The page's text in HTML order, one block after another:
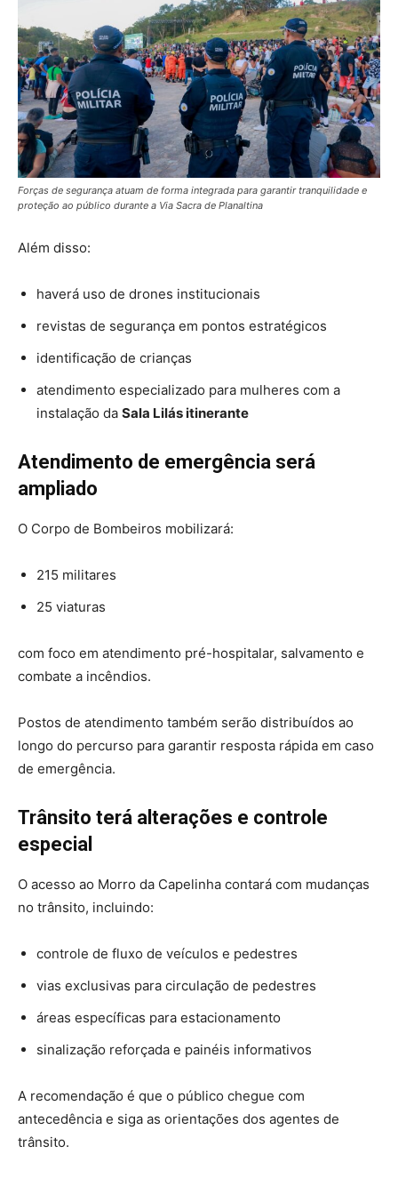
Forças de segurança atuam de forma integrada para garantir tranquilidade e
proteção ao público durante a Via Sacra de Planaltina
Além disso:
haverá uso de drones institucionais
revistas de segurança em pontos estratégicos
identificação de crianças
atendimento especializado para mulheres com a
instalação da Sala Lilás itinerante
Atendimento de emergência será
ampliado
O Corpo de Bombeiros mobilizará:
215 militares
25 viaturas
com foco em atendimento pré-hospitalar, salvamento e
combate a incêndios.
Postos de atendimento também serão distribuídos ao
longo do percurso para garantir resposta rápida em caso
de emergência.
Trânsito terá alterações e controle
especial
O acesso ao Morro da Capelinha contará com mudanças
no trânsito, incluindo:
controle de fluxo de veículos e pedestres
vias exclusivas para circulação de pedestres
áreas específicas para estacionamento
sinalização reforçada e painéis informativos
A recomendação é que o público chegue com
antecedência e siga as orientações dos agentes de
trânsito.